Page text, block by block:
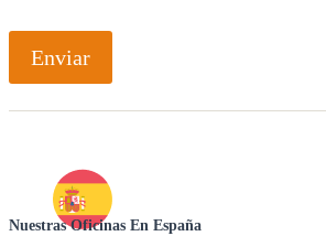
Enviar
Nuestras Oficinas En España